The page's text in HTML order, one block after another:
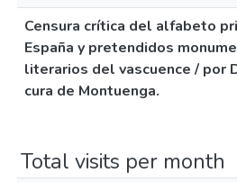
Censura crítica del alfabeto
España y pretendidos
literarios del vascuence / por
cura de Montuenga.
Total visits per month